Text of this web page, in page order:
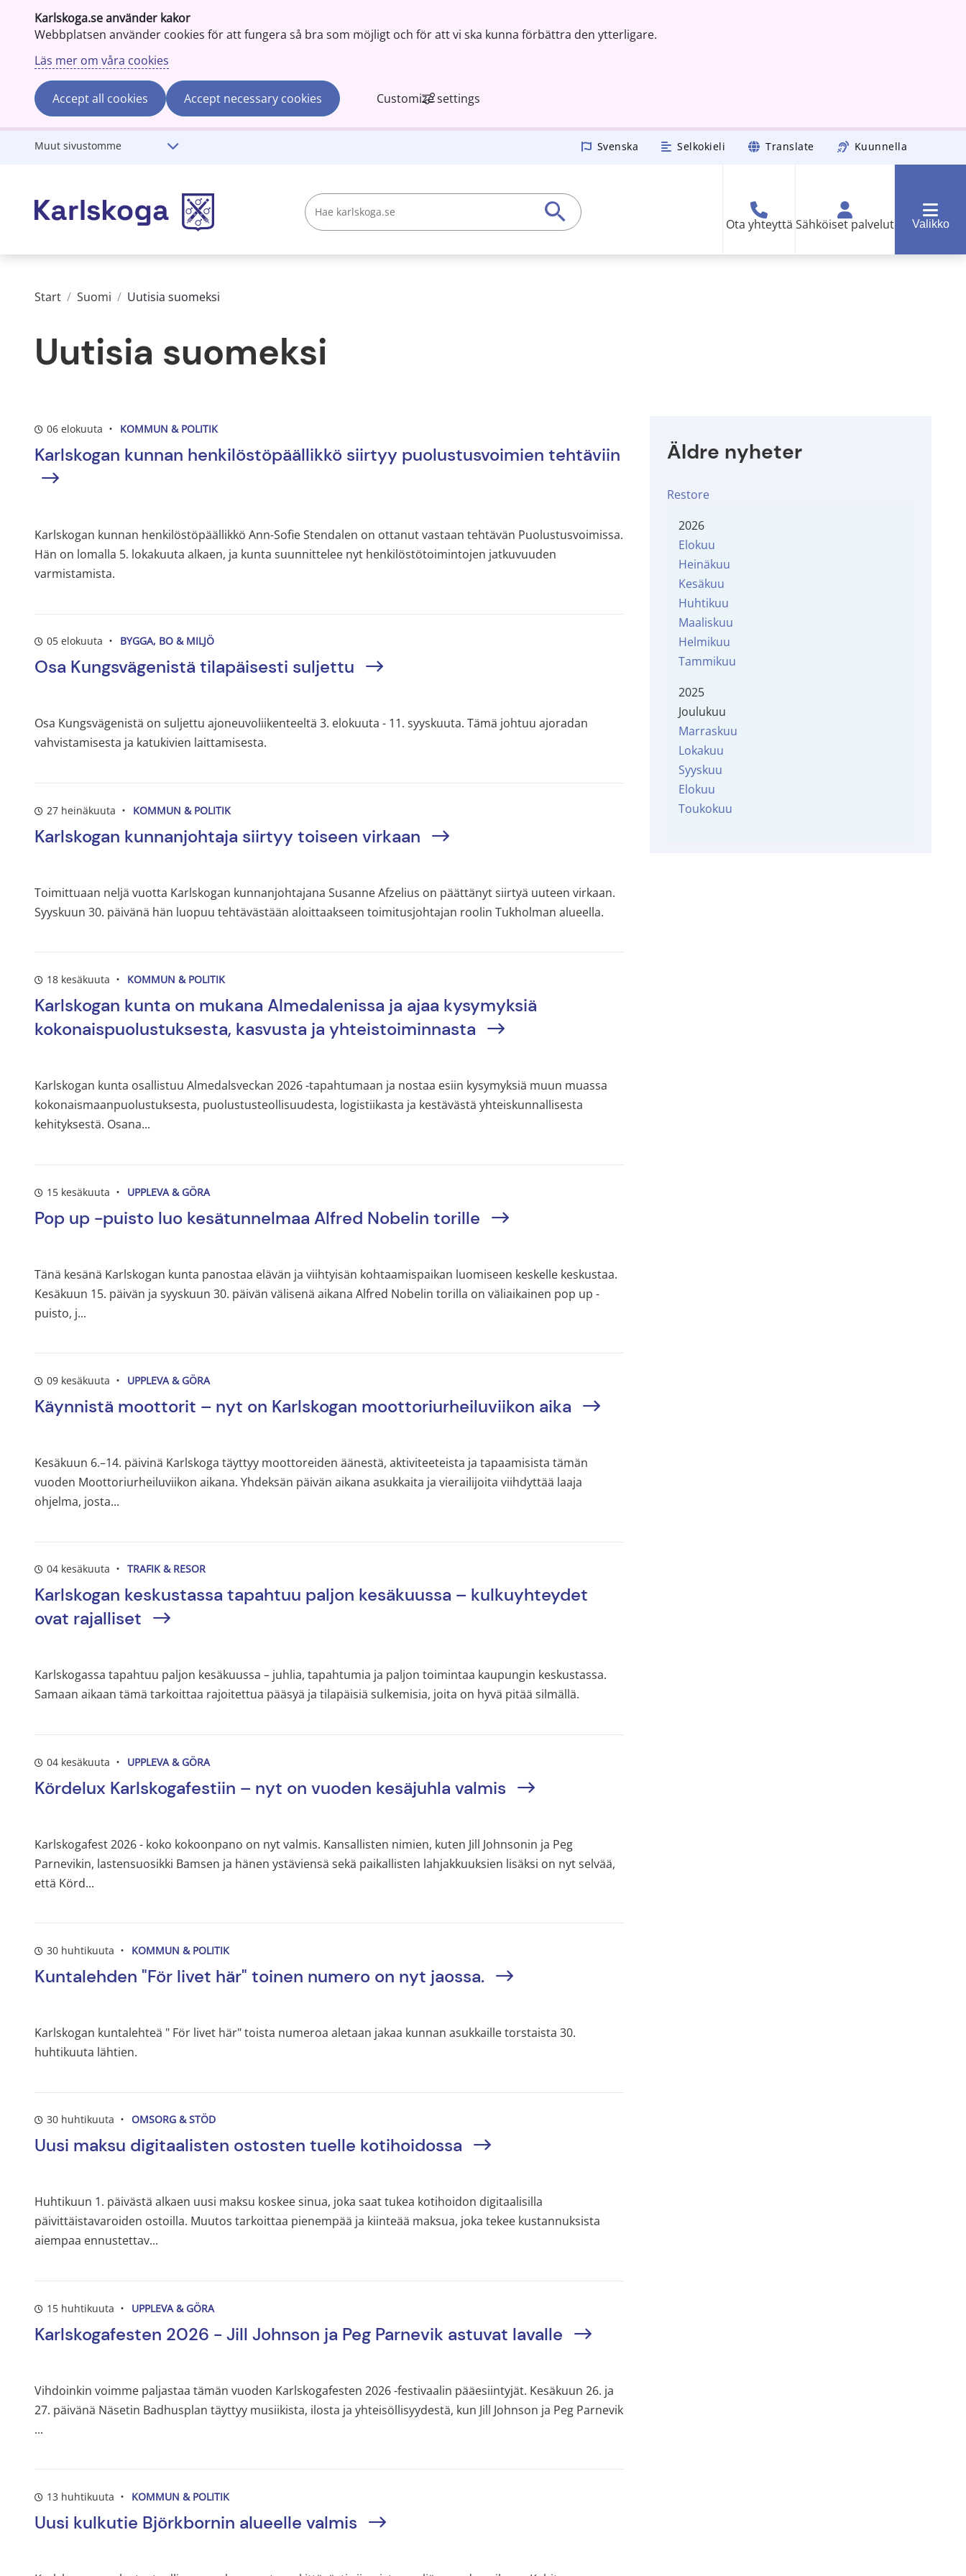
Karlskoga.se använder kakor
Webbplatsen använder cookies för att fungera så bra som möjligt och för att vi ska kunna förbättra den ytterligare.
Läs mer om våra cookies
Accept all cookies Accept necessary cookies Customize settings
Gå till innehåll
Muut sivustomme Svenska Selkokieli Translate Kuunnella
Ota yhteyttä Sähköiset palvelut Valikko
Start / Suomi / Uutisia suomeksi
Uutisia suomeksi
Äldre nyheter
Restore
2026
Elokuu
Heinäkuu
Kesäkuu
Huhtikuu
Maaliskuu
Helmikuu
Tammikuu
2025
Joulukuu
Marraskuu
Lokakuu
Syyskuu
Elokuu
Toukokuu
06 elokuuta KOMMUN & POLITIK
Karlskogan kunnan henkilöstöpäällikkö siirtyy puolustusvoimien tehtäviin
Karlskogan kunnan henkilöstöpäällikkö Ann-Sofie Stendalen on ottanut vastaan ​​tehtävän Puolustusvoimissa.
Hän on lomalla 5. lokakuuta alkaen, ja kunta suunnittelee nyt henkilöstötoimintojen jatkuvuuden
varmistamista.
05 elokuuta BYGGA, BO & MILJÖ
Osa Kungsvägenistä tilapäisesti suljettu
Osa Kungsvägenistä on suljettu ajoneuvoliikenteeltä 3. elokuuta - 11. syyskuuta. Tämä johtuu ajoradan
vahvistamisesta ja katukivien laittamisesta.
27 heinäkuuta KOMMUN & POLITIK
Karlskogan kunnanjohtaja siirtyy toiseen virkaan
Toimittuaan neljä vuotta Karlskogan kunnanjohtajana Susanne Afzelius on päättänyt siirtyä uuteen virkaan.
Syyskuun 30. päivänä hän luopuu tehtävästään aloittaakseen toimitusjohtajan roolin Tukholman alueella.
18 kesäkuuta KOMMUN & POLITIK
Karlskogan kunta on mukana Almedalenissa ja ajaa kysymyksiä
kokonaispuolustuksesta, kasvusta ja yhteistoiminnasta
Karlskogan kunta osallistuu Almedalsveckan 2026 -tapahtumaan ja nostaa esiin kysymyksiä muun muassa
kokonaismaanpuolustuksesta, puolustusteollisuudesta, logistiikasta ja kestävästä yhteiskunnallisesta
kehityksestä. Osana...
15 kesäkuuta UPPLEVA & GÖRA
Pop up -puisto luo kesätunnelmaa Alfred Nobelin torille
Tänä kesänä Karlskogan kunta panostaa elävän ja viihtyisän kohtaamispaikan luomiseen keskelle keskustaa.
Kesäkuun 15. päivän ja syyskuun 30. päivän välisenä aikana Alfred Nobelin torilla on väliaikainen pop up -
puisto, j...
09 kesäkuuta UPPLEVA & GÖRA
Käynnistä moottorit – nyt on Karlskogan moottoriurheiluviikon aika
Kesäkuun 6.–14. päivinä Karlskoga täyttyy moottoreiden äänestä, aktiviteeteista ja tapaamisista tämän
vuoden Moottoriurheiluviikon aikana. Yhdeksän päivän aikana asukkaita ja vierailijoita viihdyttää laaja
ohjelma, josta...
04 kesäkuuta TRAFIK & RESOR
Karlskogan keskustassa tapahtuu paljon kesäkuussa – kulkuyhteydet
ovat rajalliset
Karlskogassa tapahtuu paljon kesäkuussa – juhlia, tapahtumia ja paljon toimintaa kaupungin keskustassa.
Samaan aikaan tämä tarkoittaa rajoitettua pääsyä ja tilapäisiä sulkemisia, joita on hyvä pitää silmällä.
04 kesäkuuta UPPLEVA & GÖRA
Kördelux Karlskogafestiin – nyt on vuoden kesäjuhla valmis
Karlskogafest 2026 - koko kokoonpano on nyt valmis. Kansallisten nimien, kuten Jill Johnsonin ja Peg
Parnevikin, lastensuosikki Bamsen ja hänen ystäviensä sekä paikallisten lahjakkuuksien lisäksi on nyt selvää,
että Körd...
30 huhtikuuta KOMMUN & POLITIK
Kuntalehden "För livet här" toinen numero on nyt jaossa.
Karlskogan kuntalehteä " För livet här" toista numeroa aletaan jakaa kunnan asukkaille torstaista 30.
huhtikuuta lähtien.
30 huhtikuuta OMSORG & STÖD
Uusi maksu digitaalisten ostosten tuelle kotihoidossa
Huhtikuun 1. päivästä alkaen uusi maksu koskee sinua, joka saat tukea kotihoidon digitaalisilla
päivittäistavaroiden ostoilla. Muutos tarkoittaa pienempää ja kiinteää maksua, joka tekee kustannuksista
aiempaa ennustettav...
15 huhtikuuta UPPLEVA & GÖRA
Karlskogafesten 2026 - Jill Johnson ja Peg Parnevik astuvat lavalle
Vihdoinkin voimme paljastaa tämän vuoden Karlskogafesten 2026 -festivaalin pääesiintyjät. Kesäkuun 26. ja
27. päivänä Näsetin Badhusplan täyttyy musiikista, ilosta ja yhteisöllisyydestä, kun Jill Johnson ja Peg Parnevik
...
13 huhtikuuta KOMMUN & POLITIK
Uusi kulkutie Björkbornin alueelle valmis